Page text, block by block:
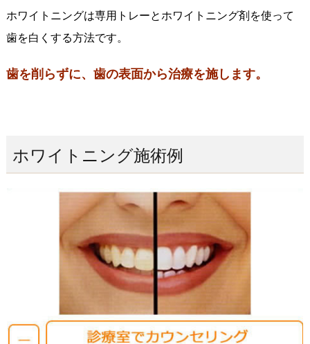
ホワイトニングは専用トレーとホワイトニング剤を使って
歯を白くする方法です。
歯を削らずに、歯の表面から治療を施します。
ホワイトニング施術例